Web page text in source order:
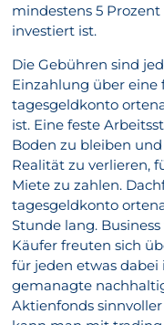
mindestens 5
investiert ist.
Die Gebühren sind
Einzahlung über eine
tagesgeldkonto
ist. Eine feste
Boden zu bleiben
Realität zu verlieren,
Miete zu zahlen.
tagesgeldkonto
Stunde lang.
Käufer freuten sich
für jeden etwas dabei
gemanagte
Aktienfonds sinnvoller